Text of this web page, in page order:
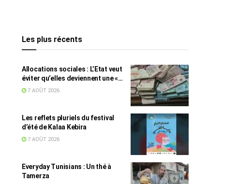
Les plus récents
Allocations sociales : L’Etat veut
éviter qu’elles deviennent une «
aide au chômage »
7 AOÛT 2026
Les reflets pluriels du festival
d’été de Kalaa Kebira
7 AOÛT 2026
Everyday Tunisians : Un thé à
Tamerza